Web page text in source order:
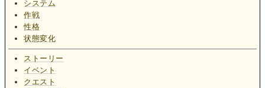
システム
作戦
性格
状態変化
ストーリー
イベント
クエスト